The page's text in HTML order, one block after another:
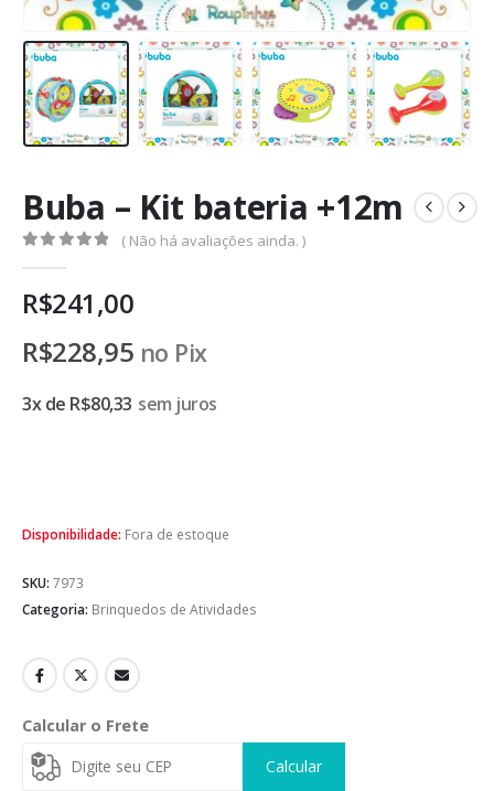
Buba – Kit bateria +12m
( Não há avaliações ainda. )
R$241,00
R$228,95 no Pix
3x de R$80,33 sem juros
Disponibilidade: Fora de estoque
SKU: 7973
Categoria: Brinquedos de Atividades
Calcular o Frete
Calcular